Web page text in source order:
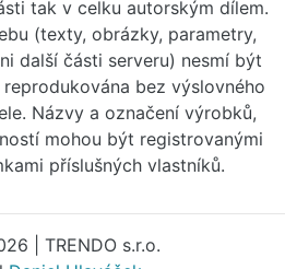
tak v celku autorským dílem.
(texty, obrázky, parametry,
další části serveru) nesmí být
bez výslovného
Názvy a označení výrobků,
mohou být registrovanými
příslušných vlastníků.
| TRENDO s.r.o.